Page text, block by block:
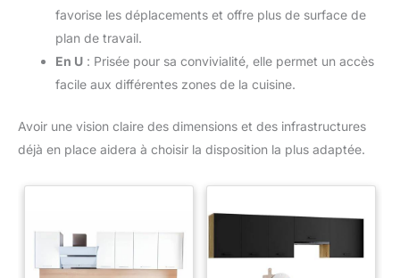
favorise les déplacements et offre plus de surface de
plan de travail.
En U : Prisée pour sa convivialité, elle permet un accès
facile aux différentes zones de la cuisine.
Avoir une vision claire des dimensions et des infrastructures
déjà en place aidera à choisir la disposition la plus adaptée.